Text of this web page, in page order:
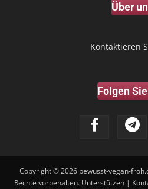
Über
Kontaktieren
Folgen
Copyright © 2026 bewusst-vegan-
Rechte vorbehalten. Unterstützen|